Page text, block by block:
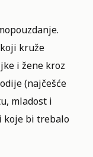
kruže
i žene kroz
(najčešće
mladost i
koje bi trebalo